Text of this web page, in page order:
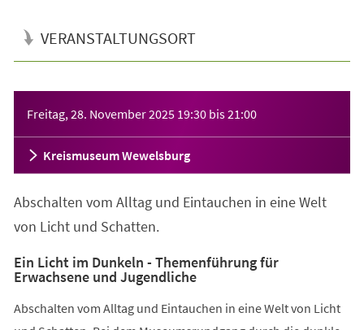
VERANSTALTUNGSORT
Freitag, 28. November 2025 19:30 bis21:00
Kreismuseum Wewelsburg
Abschalten vom Alltag und Eintauchen in eine Welt
von Licht und Schatten.
Ein Licht im Dunkeln - Themenführung für
Erwachsene und Jugendliche
Abschalten vom Alltag und Eintauchen in eine Welt von Licht